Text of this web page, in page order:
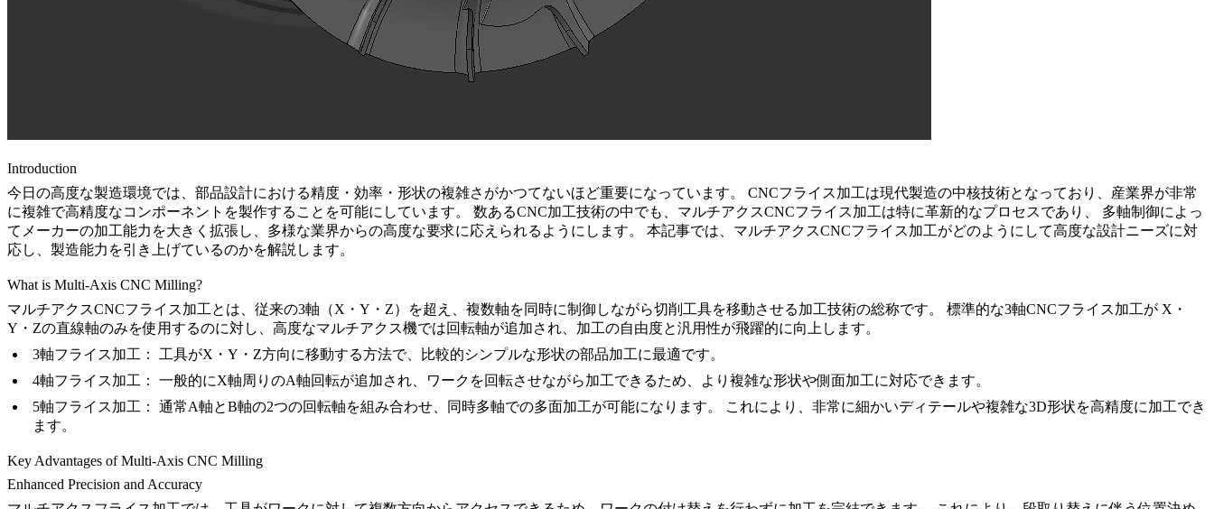
Introduction
今日の高度な製造環境では、部品設計における精度・効率・形状の複雑さがかつてないほど重要になっています。 CNCフライス加工は現代製造の中核技術となっており、産業界が非常
に複雑で高精度なコンポーネントを製作することを可能にしています。 数あるCNC加工技術の中でも、マルチアクスCNCフライス加工は特に革新的なプロセスであり、 多軸制御によっ
てメーカーの加工能力を大きく拡張し、多様な業界からの高度な要求に応えられるようにします。 本記事では、マルチアクスCNCフライス加工がどのようにして高度な設計ニーズに対
応し、製造能力を引き上げているのかを解説します。
What is Multi-Axis CNC Milling?
マルチアクスCNCフライス加工とは、従来の3軸（X・Y・Z）を超え、複数軸を同時に制御しながら切削工具を移動させる加工技術の総称です。 標準的な3軸CNCフライス加工が X・
Y・Zの直線軸のみを使用するのに対し、高度なマルチアクス機では回転軸が追加され、加工の自由度と汎用性が飛躍的に向上します。
3軸フライス加工：
工具がX・Y・Z方向に移動する方法で、比較的シンプルな形状の部品加工に最適です。
4軸フライス加工：
一般的にX軸周りのA軸回転が追加され、ワークを回転させながら加工できるため、より複雑な形状や側面加工に対応できます。
5軸フライス加工：
通常A軸とB軸の2つの回転軸を組み合わせ、同時多軸での多面加工が可能になります。 これにより、非常に細かいディテールや複雑な3D形状を高精度に加工でき
ます。
Key Advantages of Multi-Axis CNC Milling
Enhanced Precision and Accuracy